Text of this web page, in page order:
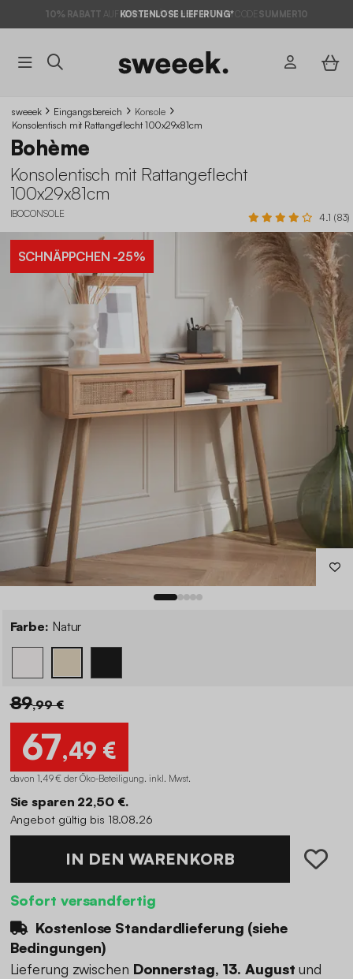
10% RABATT AUF DER SCHNÄPPCHEN* MIT DEM CODE SUMMER10
KOSTENLOSE LIEFERUNG*
sweeek Eingangsbereich
Konsole
Konsolentisch mit Rattangeflecht 100x29x81cm
Bohème
Konsolentisch mit Rattangeflecht
100x29x81cm
IBOCONSOLE 4.1 (83)
SCHNÄPPCHEN -25%
Farbe: Natur
89,99 €
67,49 €
davon 1,49 € der Öko-Beteiligung. inkl. Mwst.
Sie sparen 22,50 €.
Angebot gültig bis 18.08.26
IN DEN WARENKORB
Sofort versandfertig
Kostenlose Standardlieferung (siehe
Bedingungen)
Lieferung zwischen Donnerstag, 13. August und